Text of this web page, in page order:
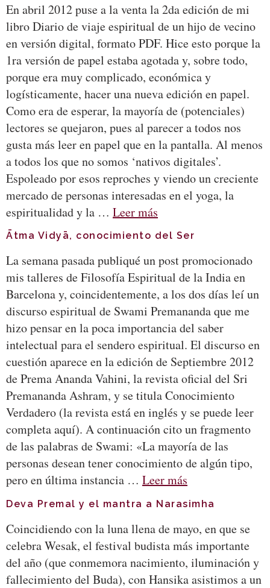
En abril 2012 puse a la venta la 2da edición de mi
libro Diario de viaje espiritual de un hijo de vecino
en versión digital, formato PDF. Hice esto porque la
1ra versión de papel estaba agotada y, sobre todo,
porque era muy complicado, económica y
logísticamente, hacer una nueva edición en papel.
Como era de esperar, la mayoría de (potenciales)
lectores se quejaron, pues al parecer a todos nos
gusta más leer en papel que en la pantalla. Al menos
a todos los que no somos ‘nativos digitales’.
Espoleado por esos reproches y viendo un creciente
mercado de personas interesadas en el yoga, la
espiritualidad y la … Leer más
Ātma Vidyā, conocimiento del Ser
La semana pasada publiqué un post promocionado
mis talleres de Filosofía Espiritual de la India en
Barcelona y, coincidentemente, a los dos días leí un
discurso espiritual de Swami Premananda que me
hizo pensar en la poca importancia del saber
intelectual para el sendero espiritual. El discurso en
cuestión aparece en la edición de Septiembre 2012
de Prema Ananda Vahini, la revista oficial del Sri
Premananda Ashram, y se titula Conocimiento
Verdadero (la revista está en inglés y se puede leer
completa aquí). A continuación cito un fragmento
de las palabras de Swami: «La mayoría de las
personas desean tener conocimiento de algún tipo,
pero en última instancia … Leer más
Deva Premal y el mantra a Narasimha
Coincidiendo con la luna llena de mayo, en que se
celebra Wesak, el festival budista más importante
del año (que conmemora nacimiento, iluminación y
fallecimiento del Buda), con Hansika asistimos a un